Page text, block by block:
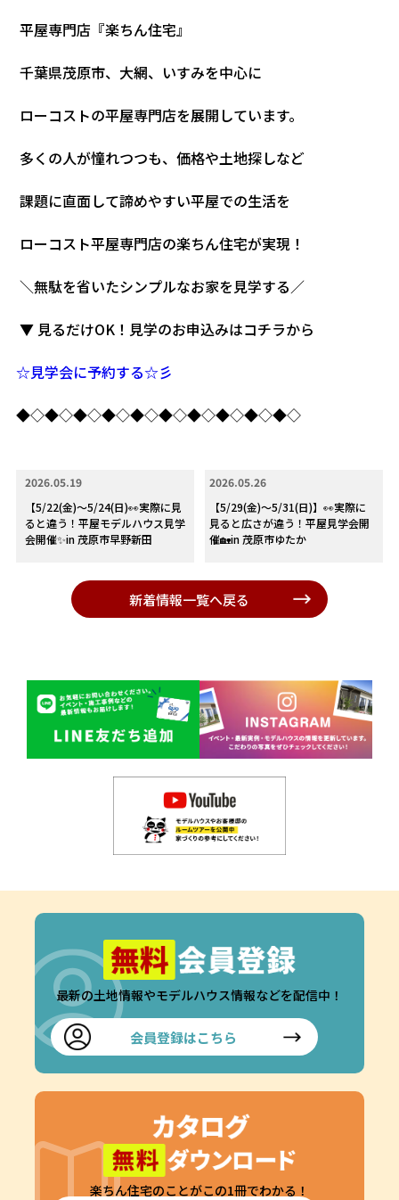
平屋専門店『楽ちん住宅』
千葉県茂原市、大網、いすみを中心に
ローコストの平屋専門店を展開しています。
多くの人が憧れつつも、価格や土地探しなど
課題に直面して諦めやすい平屋での生活を
ローコスト平屋専門店の楽ちん住宅が実現！
＼無駄を省いたシンプルなお家を見学する／
▼ 見るだけOK！見学のお申込みはコチラから
☆見学会に予約する☆彡
◆◇◆◇◆◇◆◇◆◇◆◇◆◇◆◇◆◇◆◇
2026.05.19
【5/22(金)～5/24(日)👀実際に見
ると違う！平屋モデルハウス見学
会開催✨in 茂原市早野新田
2026.05.26
【5/29(金)～5/31(日)】👀実際に
見ると広さが違う！平屋見学会開
催🏡in 茂原市ゆたか
新着情報一覧へ戻る
最新の土地情報やモデルハウス情報などを配信中！
会員登録はこちら
楽ちん住宅のことがこの1冊でわかる！